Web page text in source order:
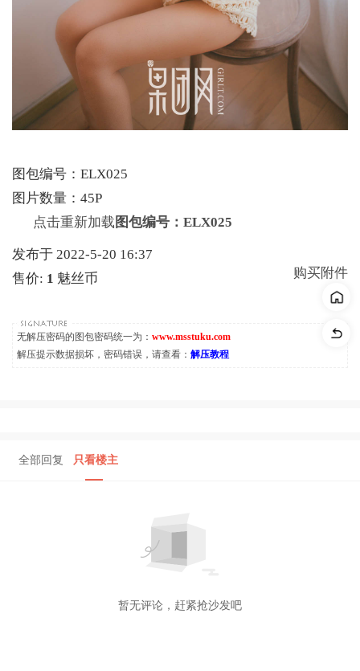
图包编号：ELX025
图片数量：45P
点击重新加载 图包编号：ELX025
发布于 2022-5-20 16:37
售价: 1 魅丝币 购买附件
无解压密码的图包密码统一为： www.msstuku.com
解压提示数据损坏，密码错误，请查看： 解压教程
全部回复 只看楼主
暂无评论，赶紧抢沙发吧